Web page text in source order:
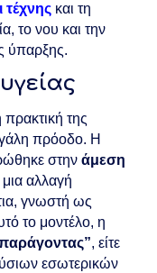
τέχνης και τη
το νου και την
ύπαρξης.
της
πρόοδο. Η
στηνάμεση
αλλαγή
γνωστή ως
το μοντέλο, η
, είτε
εσωτερικών